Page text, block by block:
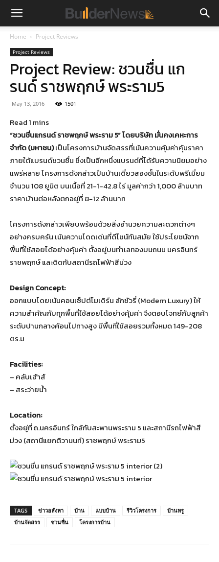
Home Project Reviews
Project Reviews
Project Review: ชวนชื่น แก
รนด์ ราชพฤกษ์ พระราม5
May 13, 2016 1501
“ชวนชื่นแกรนด์ ราชพฤกษ์ พระราม 5” โดยบริษัท มั่นคงเคหะการ
จำกัด (มหาชน)เป็นโครงการบ้านจัดสรรที่เน้นความคุ้มค่าคุ้มราคา
ภายใต้แบรนด์ชวนชื่น ซึ่งเป็นอีกหนึ่งแบรนด์ที่ได้รับความนิยมอย่าง
แพร่หลาย โครงการดังกล่าวเป็นบ้านเดี่ยวสองชั้นในระดับพรีเมี่ยม
จำนวน 108 ยูนิต บนเนื้อที่ 21-1-42.8 ไร่ มูลค่ากว่า 1,000 ล้านบาท
ราคาบ้านต่อหลังตกอยู่ที่ 8-12 ล้านบาท
โครงการดังกล่าวเพียบพร้อมด้วยสิ่งอำนวยความสะดวกต่างๆ
อย่างครบครัน เน้นความโดดเด่นที่ดีไซน์ทันสมัย ใช้ประโยชน์จาก
พื้นที่ใช้สอยได้อย่างคุ้มค่า ตั้งอยู่บนทำเลทองบนถนน นครอินทร์
ราชพฤกษ์ และติดกับสถานีรถไฟฟ้าสีม่วง
Design Concept:
ออกแบบโดยเน้นคอนเซ็ปต์โมเดิร์น ลักชัวรี่ (Modern Luxury) ให้
ความสำคัญกับทุกพื้นที่ใช้สอยได้อย่างคุ้มค่า จึงตอบโจทย์กับลูกค้า
ระดับปานกลางค้อนไปทางสูง มีพื้นที่ใช้สอยรวมทั้งหมด 149-208
ตร.ม
Facilities:
– คลับเฮ้าส์
– สระว่ายน้ำ
Location:
ตั้งอยู่ที่ ถ.นครอินทร์ ใกล้กับสะพานพระราม 5 และสถานีรถไฟฟ้าสี
ม่วง (สถานีแยกติวานนท์) ราชพฤกษ์ พระราม5
TAGS ข่าวอสังหา บ้าน แบบบ้าน รีวิวโครงการ
บ้านหรู
บ้านจัดสรร
ชวนชื่น โครงการบ้าน